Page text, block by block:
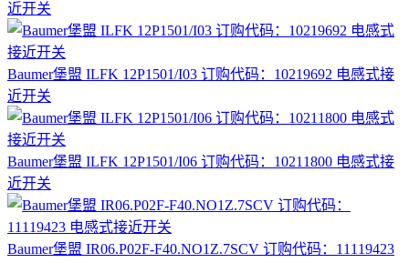
近开关
Baumer堡盟 ILFK 12P1501/I03 订购代码：10219692 电感式接
近开关
Baumer堡盟 ILFK 12P1501/I06 订购代码：10211800 电感式接
近开关
Baumer堡盟 IR06.P02F-F40.NO1Z.7SCV 订购代码：11119423